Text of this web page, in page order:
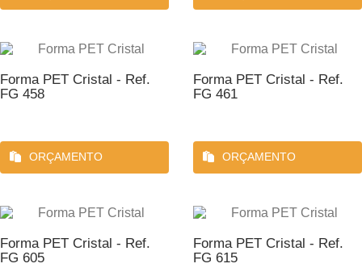
Forma PET Cristal - Ref.
FG 458
ORÇAMENTO
Forma PET Cristal - Ref.
FG 461
ORÇAMENTO
Forma PET Cristal - Ref.
FG 605
Forma PET Cristal - Ref.
FG 615